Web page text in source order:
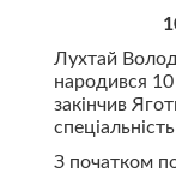
Лухтай
народився
закінчив
З початком